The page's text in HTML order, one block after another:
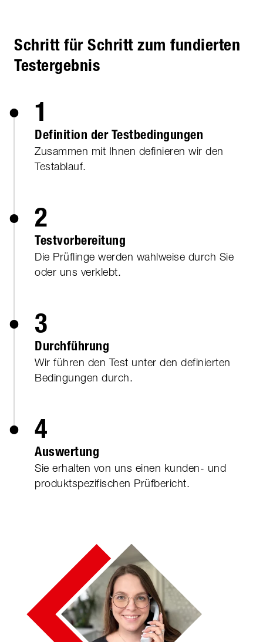
Schritt für Schritt zum fundierten
Testergebnis
1
Definition der Testbedingungen
Zusammen mit Ihnen definieren wir den
Testablauf.
2
Testvorbereitung
Die Prüflinge werden wahlweise durch Sie
oder uns verklebt.
3
Durchführung
Wir führen den Test unter den definierten
Bedingungen durch.
4
Auswertung
Sie erhalten von uns einen kunden- und
produktspezifischen Prüfbericht.